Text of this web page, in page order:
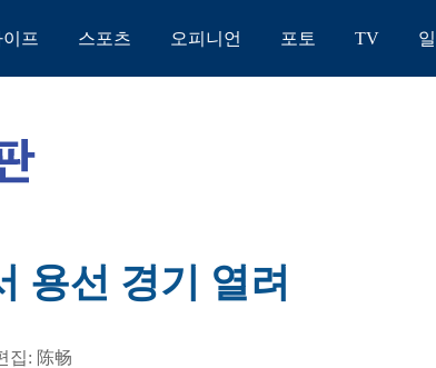
이프 스포츠 오피니언 포토 TV
용선 경기 열려
집: 陈畅